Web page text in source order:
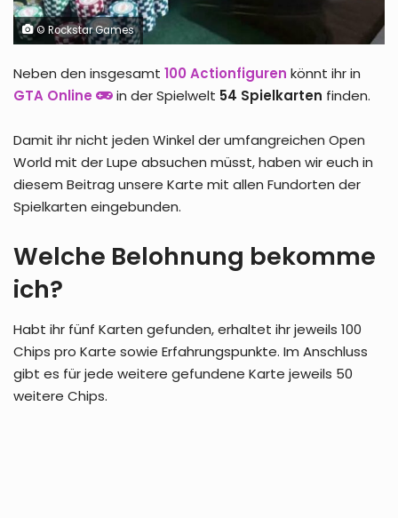
© Rockstar Games
Neben den insgesamt 100 Actionfiguren könnt ihr in
GTA Online
in der Spielwelt 54 Spielkarten finden.
Damit ihr nicht jeden Winkel der umfangreichen Open
World mit der Lupe absuchen müsst, haben wir euch in
diesem Beitrag unsere Karte mit allen Fundorten der
Spielkarten eingebunden.
Welche Belohnung bekomme
ich?
Habt ihr fünf Karten gefunden, erhaltet ihr jeweils 100
Chips pro Karte sowie Erfahrungspunkte. Im Anschluss
gibt es für jede weitere gefundene Karte jeweils 50
weitere Chips.